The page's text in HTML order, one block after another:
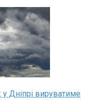
Дніпрі вируватиме